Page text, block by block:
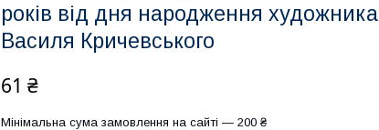
років від дня народження художника
Василя Кричевського
61 ₴
Мінімальна сума замовлення на сайті — 200 ₴